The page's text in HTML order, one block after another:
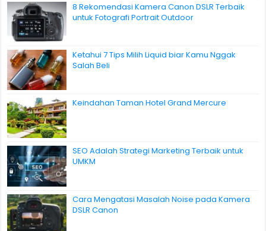
8 Rekomendasi Kamera Canon DSLR Terbaik
untuk Fotografi Portrait Outdoor
Ketahui 7 Tips Milih Liquid biar Kamu Nggak
Salah Beli
Keindahan Taman Hotel Grand Mercure
SEO Adalah Strategi Marketing Terbaik untuk
UMKM
Cara Mengatasi Masalah Noise pada Kamera
DSLR Canon